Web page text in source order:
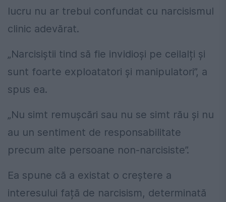
lucru nu ar trebui confundat cu narcisismul
clinic adevărat.
„Narcisiștii tind să fie invidioși pe ceilalți și
sunt foarte exploatatori și manipulatori”, a
spus ea.
„Nu simt remușcări sau nu se simt rău și nu
au un sentiment de responsabilitate
precum alte persoane non-narcisiste”.
Ea spune că a existat o creștere a
interesului față de narcisism, determinată